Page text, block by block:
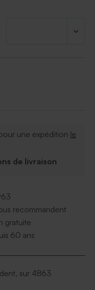
une expédition le
de livraison
recommandent
gratuite
60 ans
sur 4863